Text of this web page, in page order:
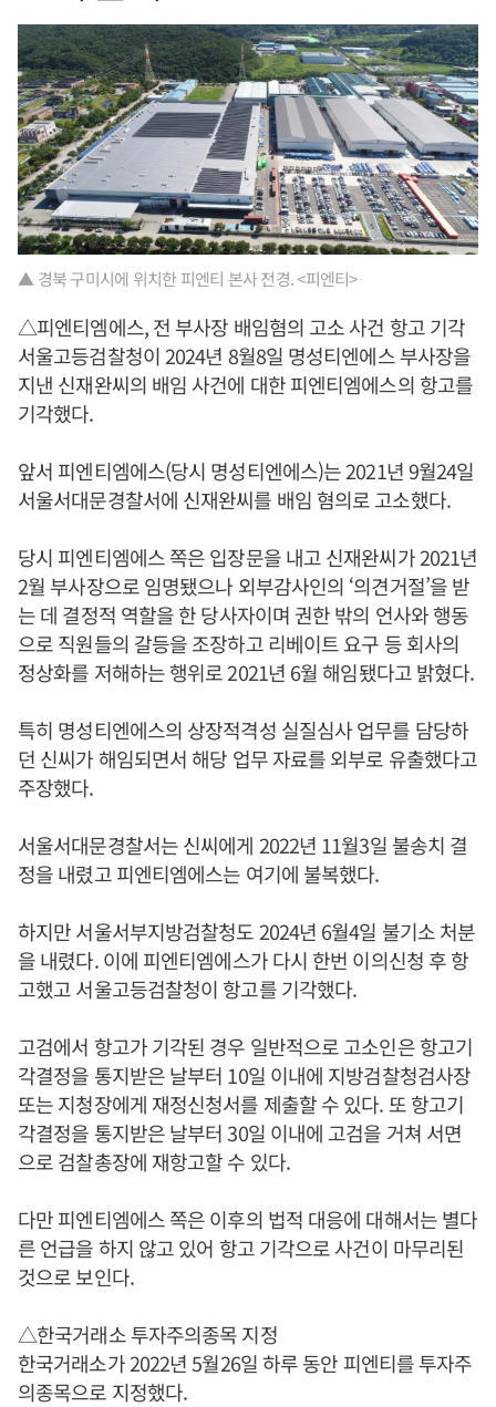
▲ 경북 구미시에 위치한 피엔티 본사 전경. <피엔티>
△피엔티엠에스, 전 부사장 배임혐의 고소 사건 항고 기각
서울고등검찰청이 2024년 8월8일 명성티엔에스 부사장을
지낸 신재완씨의 배임 사건에 대한 피엔티엠에스의 항고를
기각했다.
앞서 피엔티엠에스(당시 명성티엔에스)는 2021년 9월24일
서울서대문경찰서에 신재완씨를 배임 혐의로 고소했다.
당시 피엔티엠에스 쪽은 입장문을 내고 신재완씨가 2021년
2월 부사장으로 임명됐으나 외부감사인의 ‘의견거절’을 받
는 데 결정적 역할을 한 당사자이며 권한 밖의 언사와 행동
으로 직원들의 갈등을 조장하고 리베이트 요구 등 회사의
정상화를 저해하는 행위로 2021년 6월 해임됐다고 밝혔다.
특히 명성티엔에스의 상장적격성 실질심사 업무를 담당하
던 신씨가 해임되면서 해당 업무 자료를 외부로 유출했다고
주장했다.
서울서대문경찰서는 신씨에게 2022년 11월3일 불송치 결
정을 내렸고 피엔티엠에스는 여기에 불복했다.
하지만 서울서부지방검찰청도 2024년 6월4일 불기소 처분
을 내렸다. 이에 피엔티엠에스가 다시 한번 이의신청 후 항
고했고 서울고등검찰청이 항고를 기각했다.
고검에서 항고가 기각된 경우 일반적으로 고소인은 항고기
각결정을 통지받은 날부터 10일 이내에 지방검찰청검사장
또는 지청장에게 재정신청서를 제출할 수 있다. 또 항고기
각결정을 통지받은 날부터 30일 이내에 고검을 거쳐 서면
으로 검찰총장에 재항고할 수 있다.
다만 피엔티엠에스 쪽은 이후의 법적 대응에 대해서는 별다
른 언급을 하지 않고 있어 항고 기각으로 사건이 마무리된
것으로 보인다.
△한국거래소 투자주의종목 지정
한국거래소가 2022년 5월26일 하루 동안 피엔티를 투자주
의종목으로 지정했다.